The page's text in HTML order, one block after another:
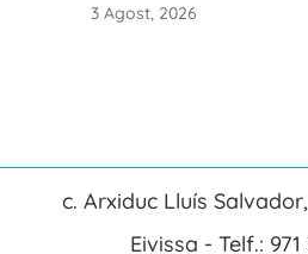
3 Agost, 2026
c. Arxiduc Lluís
Eivissa - Telf.: